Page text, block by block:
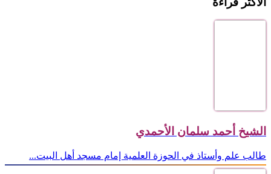
الشيخ أحمد سلمان الأحمدي
طالب علم وأستاذ في الحوزة العلمية إمام مسجد أهل البيت...